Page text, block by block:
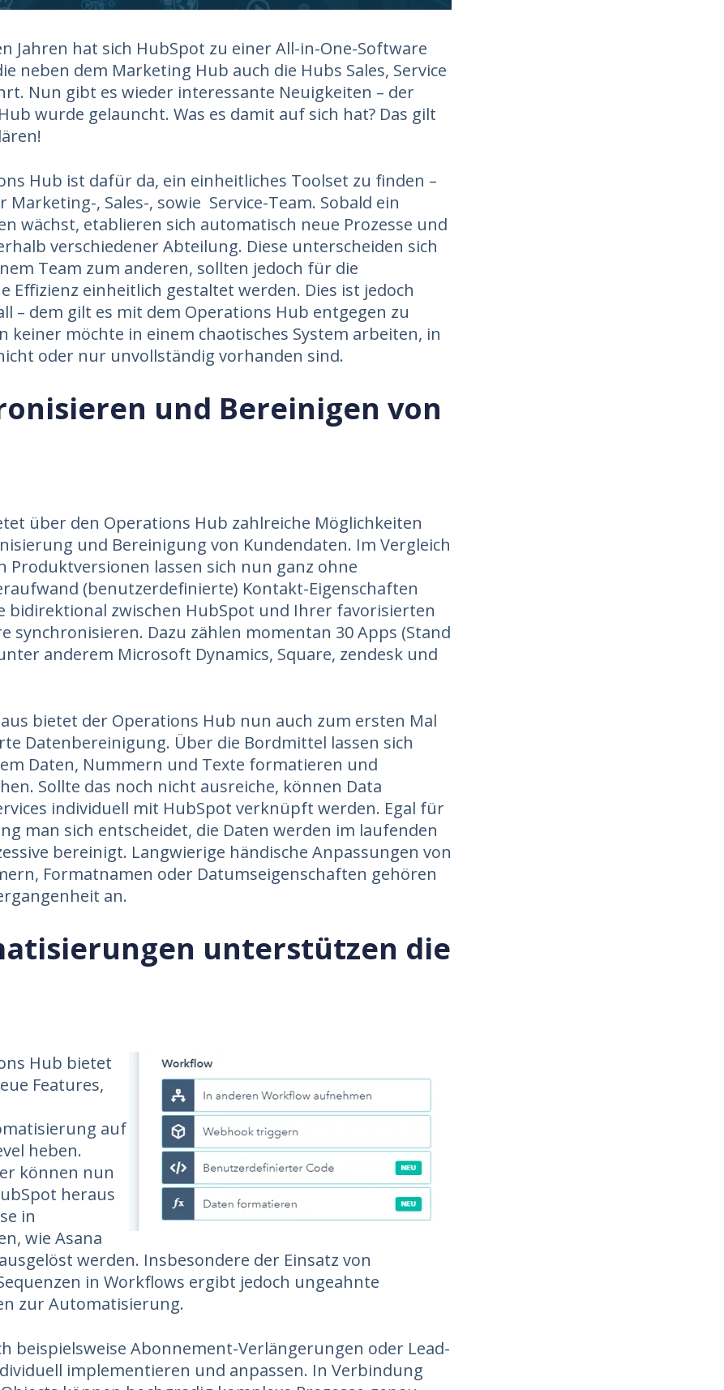
Jahren hat sich HubSpot zu einer All-in-One-Software
neben dem Marketing Hub auch die Hubs Sales, Service
Nun gibt es wieder interessante Neuigkeiten – der
wurde gelauncht. Was es damit auf sich hat? Das gilt
Hub ist dafür da, ein einheitliches Toolset zu finden –
Marketing-, Sales-, sowie Service-Team. Sobald ein
wächst, etablieren sich automatisch neue Prozesse und
verschiedener Abteilung. Diese unterscheiden sich
Team zum anderen, sollten jedoch für die
Effizienz einheitlich gestaltet werden. Dies ist jedoch
– dem gilt es mit dem Operations Hub entgegen zu
keiner möchte in einem chaotisches System arbeiten, in
oder nur unvollständig vorhanden sind.
und Bereinigen von
über den Operations Hub zahlreiche Möglichkeiten
und Bereinigung von Kundendaten. Im Vergleich
Produktversionen lassen sich nun ganz ohne
(benutzerdefinierte) Kontakt-Eigenschaften
bidirektional zwischen HubSpot und Ihrer favorisierten
synchronisieren. Dazu zählen momentan 30 Apps (Stand
anderem Microsoft Dynamics, Square, zendesk und
bietet der Operations Hub nun auch zum ersten Mal
Datenbereinigung. Über die Bordmittel lassen sich
Daten, Nummern und Texte formatieren und
Sollte das noch nicht ausreiche, können Data
individuell mit HubSpot verknüpft werden. Egal für
man sich entscheidet, die Daten werden im laufenden
bereinigt. Langwierige händische Anpassungen von
Formatnamen oder Datumseigenschaften gehören
an.
unterstützen die
Hub bietet
Features,
auf
heben.
können nun
heraus
in
wie Asana
werden. Insbesondere der Einsatz von
in Workflows ergibt jedoch ungeahnte
zur Automatisierung.
beispielsweise Abonnement-Verlängerungen oder Lead-
implementieren und anpassen. In Verbindung